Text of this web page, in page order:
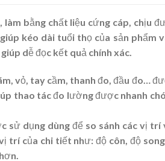
bằng chất liệu cứng cáp, chịu
kéo dài tuổi thọ của sản phẩm
dễ đọc kết quả chính xác.
vỏ, tay cầm, thanh đo, đầu đo…
thao tác đo lường được nhanh
sử dụng dùng để so sánh các vị
trí của chi tiết như: độ côn, độ